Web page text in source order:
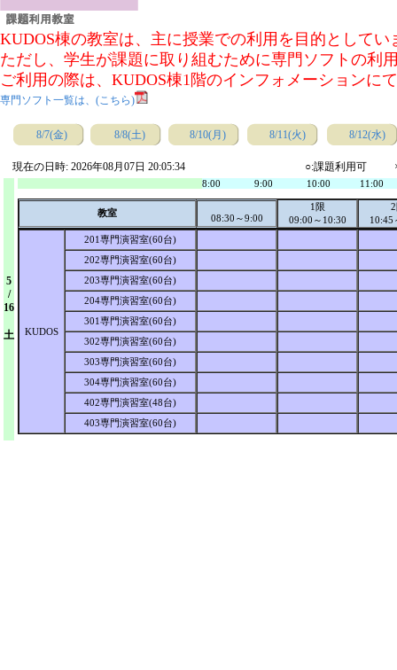
KUDOS棟の教室は、主に授業での利用を目的として
ただし、学生が課題に取り組むために専門ソフトの利
ご利用の際は、KUDOS棟1階のインフォメーションに
専門ソフト一覧は、(こちら)
8/7(金) 8/8(土) 8/10(月) 8/11(火) 8/12(水)
現在の日時: 2026年08月07日 20:05:34 ○:課題利用可
5
/
16
土
8:00 9:00 10:00 11:00
教室 08:30～9:00
1限
09:00～10:30
10:45
KUDOS
201専門演習室(60台)
202専門演習室(60台)
203専門演習室(60台)
204専門演習室(60台)
301専門演習室(60台)
302専門演習室(60台)
303専門演習室(60台)
304専門演習室(60台)
402専門演習室(48台)
403専門演習室(60台)